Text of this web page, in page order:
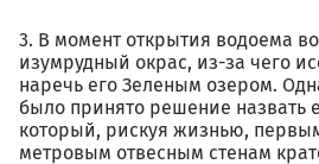
3. В момент открытия водоема
изумрудный окрас, из-за чего
наречь его Зеленым озером.
было принято решение назвать
который, рискуя жизнью,
метровым отвесным стенам